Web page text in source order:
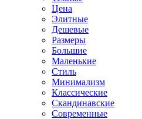
Цена
Элитные
Дешевые
Размеры
Большие
Маленькие
Стиль
Минимализм
Классические
Скандинавские
Современные